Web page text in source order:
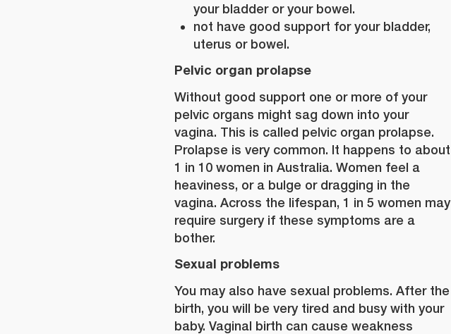
your bladder or your bowel.
not have good support for your bladder,
uterus or bowel.
Pelvic organ prolapse
Without good support one or more of your
pelvic organs might sag down into your
vagina. This is called pelvic organ prolapse.
Prolapse is very common. It happens to about
1 in 10 women in Australia. Women feel a
heaviness, or a bulge or dragging in the
vagina. Across the lifespan, 1 in 5 women may
require surgery if these symptoms are a
bother.
Sexual problems
You may also have sexual problems. After the
birth, you will be very tired and busy with your
baby. Vaginal birth can cause weakness